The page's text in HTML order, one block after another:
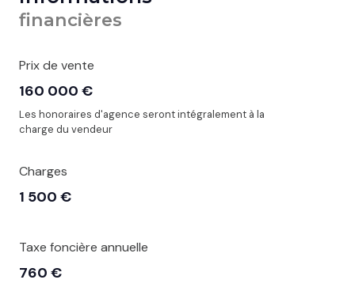
financières
Prix de vente
160 000 €
Les honoraires d'agence seront intégralement à la
charge du vendeur
Charges
1 500 €
Taxe foncière annuelle
760 €